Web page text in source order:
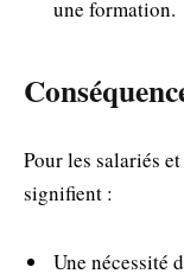
une formation.
Pour les salariés
signifient :
Une nécessité